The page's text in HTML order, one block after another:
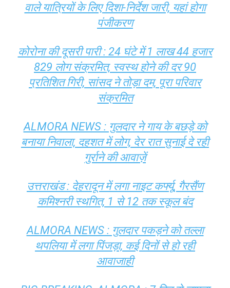
वाले यात्रियों के लिए दिशा-निर्देश जारी, यहां होगा
पंजीकरण
कोरोना की दूसरी पारी : 24 घंटे में 1 लाख 44 हजार
829 लोग संक्रमित, स्वस्थ होने की दर 90
प्रतिशित गिरी, सांसद ने तोड़ा दम, पूरा परिवार
संक्रमित
ALMORA NEWS : गुलदार ने गाय के बछड़े को
बनाया निवाला, दहशत में लोग, देर रात सुनाई दे रही
गुर्राने की आवाज़ें
उत्तराखंड : देहरादून में लगा नाइट कर्फ्यू, गैरसैंण
कमिश्नरी स्थगित, 1 से 12 तक स्कूल बंद
ALMORA NEWS : गुलदार पकड़ने को तल्ला
थपलिया में लगा पिंजड़ा, कई दिनों से हो रही
आवाजाही